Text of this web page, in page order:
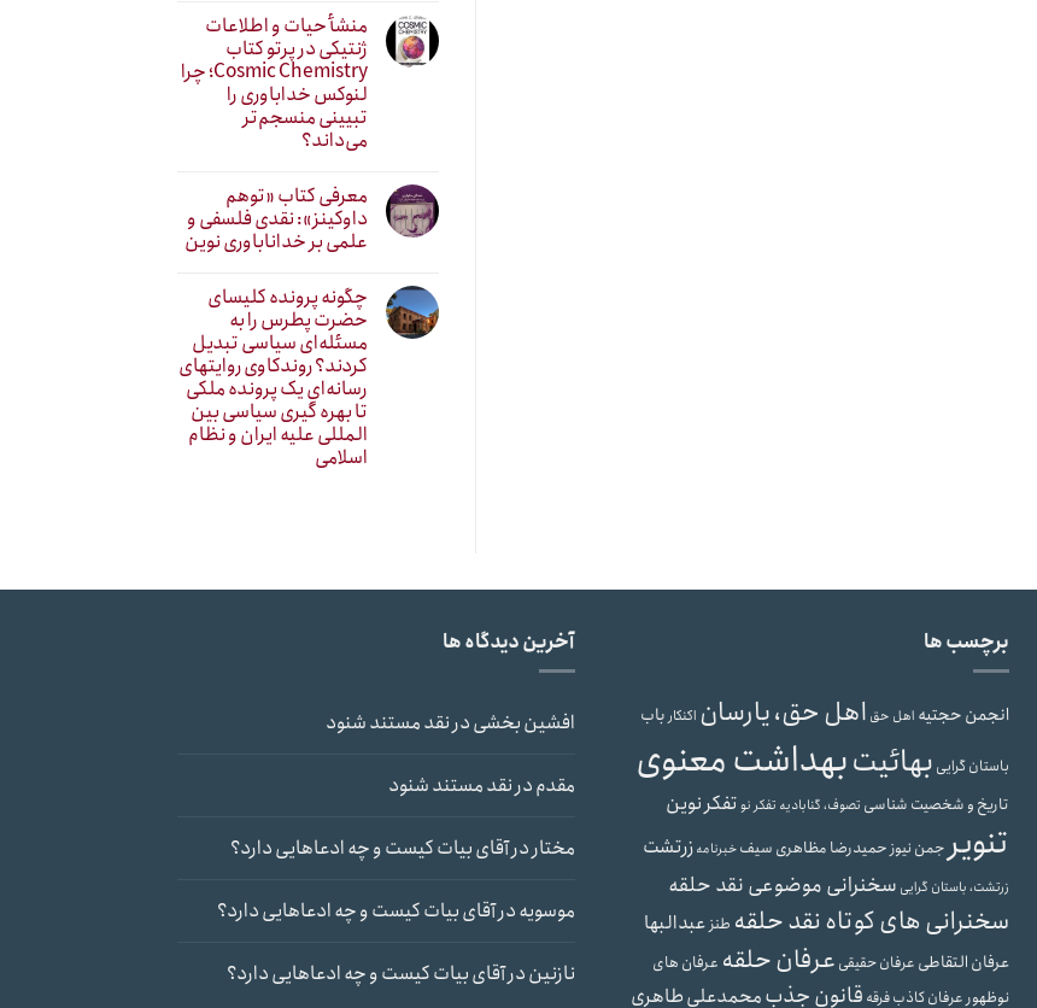
منشأ حیات و اطلاعات
ژنتیکی در پرتو کتاب
Cosmic Chemistry؛ چرا
لنوکس خداباوری را
تبیینی منسجم‌تر
می‌داند؟
معرفی کتاب «توهم
داوکینز»: نقدی فلسفی و
علمی بر خداناباوری نوین
چگونه پرونده کلیسای
حضرت پطرس را به
مسئله‌ای سیاسی تبدیل
کردند؟ روندکاوی روایتهای
رسانه‌ایِ یک پرونده ملکی
تا بهره گیری سیاسی بین
المللی علیه ایران و نظام
اسلامی
برچسب ها
انجمن حجتیه اهل حق اهل حق، یارسان اکنکارباب
باستان گرایی بهائیتبهداشت معنوی
تاریخ و شخصیت شناسی تصوف، گنابادیه تفکر نوتفکر نوین
تنویر جمن نیوزحمیدرضا مظاهری سیفخبرنامهزرتشت
زرتشت، باستان گرایی سخنرانی موضوعی نقد حلقه
سخنرانی های کوتاه نقد حلقه طنزعبدالبها
عرفان التقاطی عرفان حقیقی عرفان حلقه عرفان های
نوظهورعرفان کاذبفرقه قانون جذبمحمدعلی طاهری
آخرین دیدگاه ها
افشین بخشیدرنقد مستند شنود
مقدمدرنقد مستند شنود
مختاردرآقای بیات کیست و چه ادعاهایی دارد؟
موسویهدرآقای بیات کیست و چه ادعاهایی دارد؟
نازنیندرآقای بیات کیست و چه ادعاهایی دارد؟